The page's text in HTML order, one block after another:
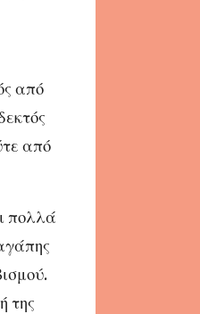
από
από
πολλά
της